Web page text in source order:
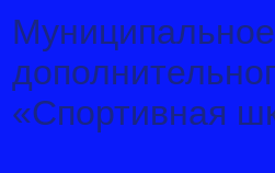
«Спортивная